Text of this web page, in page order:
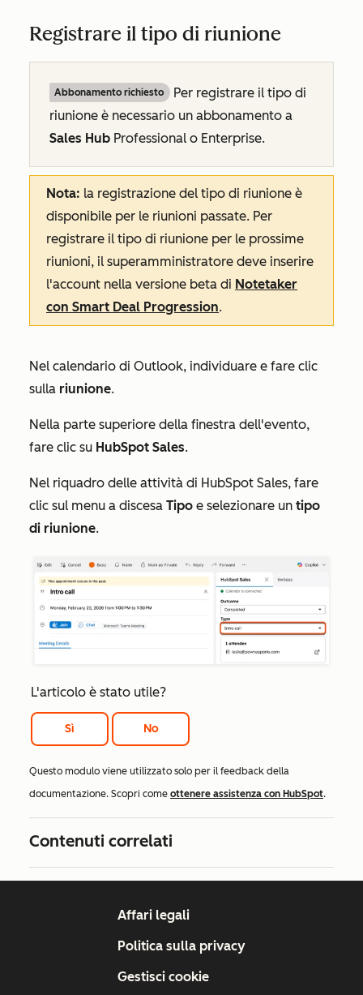
Registrare il tipo di riunione
Abbonamento richiesto
Per registrare il tipo di
riunione è necessario un abbonamento a
Sales Hub Professional o Enterprise.
Nota: la registrazione del tipo di riunione è
disponibile per le riunioni passate. Per
registrare il tipo di riunione per le prossime
riunioni, il superamministratore deve inserire
l'account nella versione beta di Notetaker
con Smart Deal Progression.
Nel calendario di Outlook, individuare e fare clic
sulla riunione.
Nella parte superiore della finestra dell'evento,
fare clic su HubSpot Sales.
Nel riquadro delle attività di HubSpot Sales, fare
clic sul menu a discesa Tipo e selezionare un tipo
di riunione.
L'articolo è stato utile?
Sì No
Questo modulo viene utilizzato solo per il feedback della
documentazione. Scopri come ottenere assistenza con HubSpot.
Contenuti correlati
Affari legali
Politica sulla privacy
Gestisci cookie